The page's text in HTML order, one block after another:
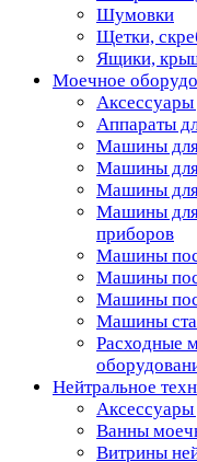
Шумовки
Щетки,
Ящики,
Моечное
Аппараты
Машины для
Машины
Машины
Машины для
приборов
Машины
Машины
Машины
Машины
Расходные
Нейтральное
Аксессуары
Ванны
Витрины